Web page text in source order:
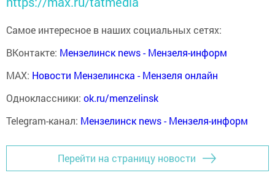
Самое интересное в наших социальных сетях:
ВКонтакте: Мензелинск news - Мензеля-информ
MAX: Новости Мензелинска - Мензеля онлайн
Одноклассники: ok.ru/menzelinsk
Telegram-канал: Мензелинск news - Мензеля-информ
Перейти на страницу новости